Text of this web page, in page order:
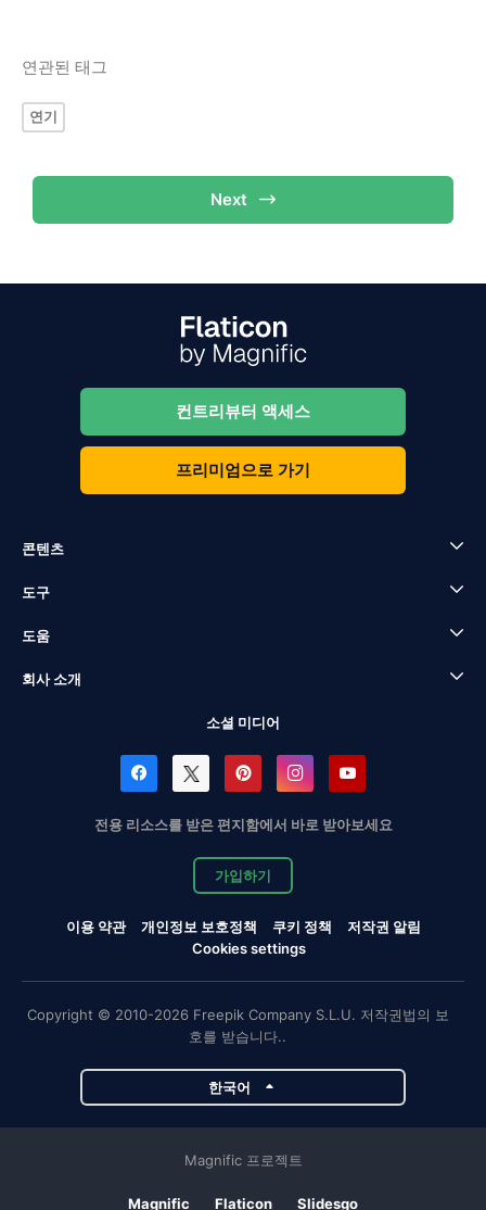
연관된 태그
연기
Next
컨트리뷰터 액세스
프리미엄으로 가기
콘텐츠
도구
도움
회사 소개
소셜 미디어
전용 리소스를 받은 편지함에서 바로 받아보세요
가입하기
이용 약관 개인정보 보호정책 쿠키 정책
저작권 알림
Cookies settings
Copyright © 2010-2026 Freepik Company S.L.U. 저작권법의 보
호를 받습니다..
한국어
Magnific 프로젝트
Magnific Flaticon Slidesgo